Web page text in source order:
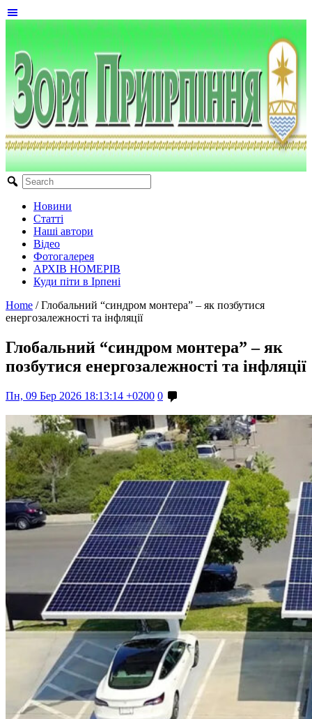
Новини
Статті
Наші автори
Відео
Фотогалерея
АРХІВ НОМЕРІВ
Куди піти в Ірпені
Home / Глобальний “синдром монтера” – як позбутися
енергозалежності та інфляції
Глобальний “синдром монтера” – як
позбутися енергозалежності та інфляції
Пн, 09 Бер 2026 18:13:14 +0200 0